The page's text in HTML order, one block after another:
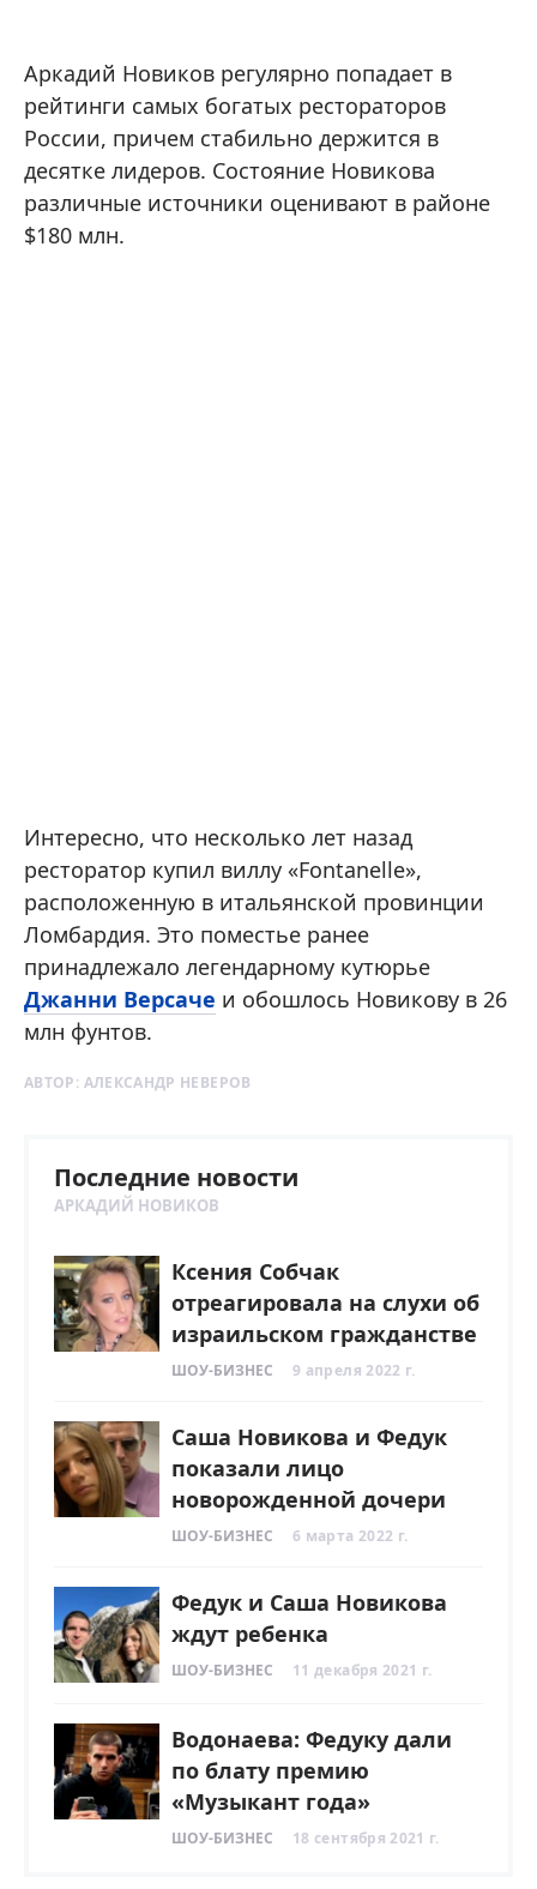
Аркадий Новиков регулярно попадает в
рейтинги самых богатых рестораторов
России, причем стабильно держится в
десятке лидеров. Состояние Новикова
различные источники оценивают в районе
$180 млн.
Интересно, что несколько лет назад
ресторатор купил виллу «Fontanelle»,
расположенную в итальянской провинции
Ломбардия. Это поместье ранее
принадлежало легендарному кутюрье
Джанни Версаче и обошлось Новикову в 26
млн фунтов.
АВТОР: АЛЕКСАНДР НЕВЕРОВ
Последние новости
АРКАДИЙ НОВИКОВ
Ксения Собчак
отреагировала на слухи об
израильском гражданстве
ШОУ-БИЗНЕС 9 апреля 2022 г.
Саша Новикова и Федук
показали лицо
новорожденной дочери
ШОУ-БИЗНЕС 6 марта 2022 г.
Федук и Саша Новикова
ждут ребенка
ШОУ-БИЗНЕС 11 декабря 2021 г.
Водонаева: Федуку дали
по блату премию
«Музыкант года»
ШОУ-БИЗНЕС 18 сентября 2021 г.